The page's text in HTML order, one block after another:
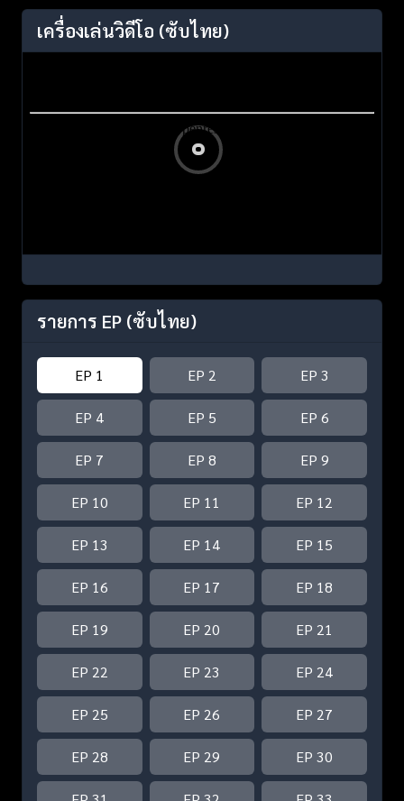
เครื่องเล่นวิดีโอ (ซับไทย)
รายการ EP (ซับไทย)
EP 1 EP 2 EP 3
EP 4 EP 5 EP 6
EP 7 EP 8 EP 9
EP 10 EP 11 EP 12
EP 13 EP 14 EP 15
EP 16 EP 17 EP 18
EP 19 EP 20 EP 21
EP 22 EP 23 EP 24
EP 25 EP 26 EP 27
EP 28 EP 29 EP 30